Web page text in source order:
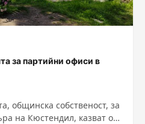
за партийни офиси в
общинска собственост, за
на Кюстендил, казват от